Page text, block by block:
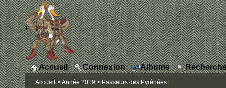
Accueil Connexion Albums
Accueil >Année 2019 > Passeurs des Pyrénées